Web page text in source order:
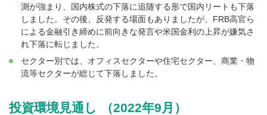
測が強まり、国内株式の下落に追随する形で国内リートも下落
しました。その後、反発する場面もありましたが、FRB高官ら
による金融引き締めに前向きな発言や米国金利の上昇が嫌気さ
れ下落に転じました。
セクター別では、オフィスセクターや住宅セクター、商業・物
流等セクターが総じて下落しました。
投資環境見通し （2022年9月）